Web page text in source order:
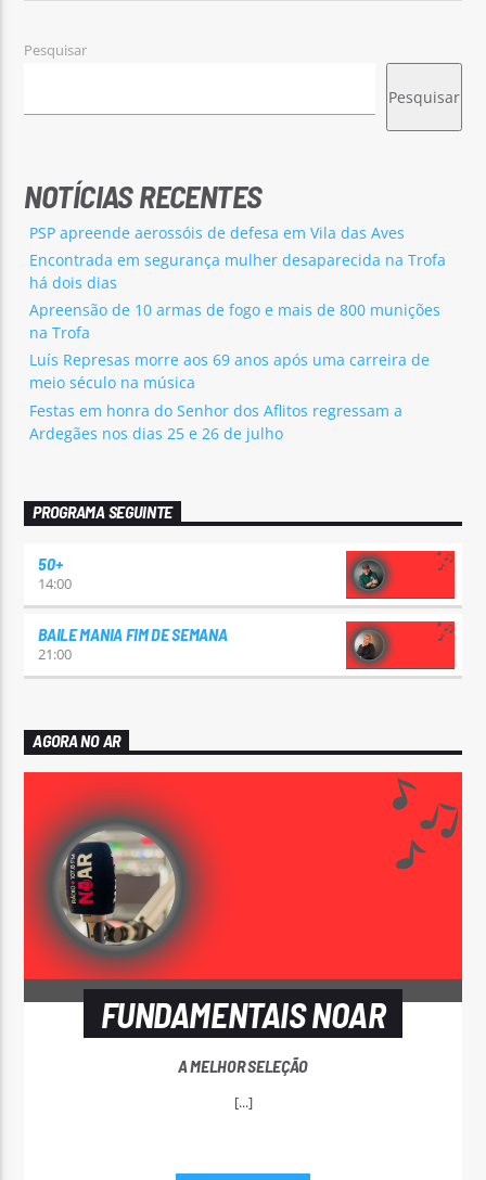
Pesquisar
Pesquisar
NOTÍCIAS RECENTES
PSP apreende aerossóis de defesa em Vila das Aves
Encontrada em segurança mulher desaparecida na Trofa
há dois dias
Apreensão de 10 armas de fogo e mais de 800 munições
na Trofa
Luís Represas morre aos 69 anos após uma carreira de
meio século na música
Festas em honra do Senhor dos Aflitos regressam a
Ardegães nos dias 25 e 26 de julho
PROGRAMA SEGUINTE
50+
14:00
BAILE MANIA FIM DE SEMANA
21:00
AGORA NO AR
FUNDAMENTAIS NOAR
A MELHOR SELEÇÃO
[...]